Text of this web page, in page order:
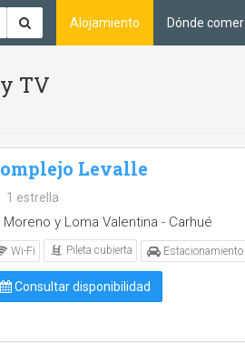
Alojamiento Dónde comer
TV
Levalle
1 estrella
Moreno y Loma Valentina - Carhué
Wi-Fi Pileta cubierta Estacionamiento
Consultar disponibilidad